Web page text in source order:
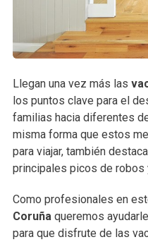
Llegan una vez más las
los puntos clave para el
familias hacia diferentes
misma forma que estos
para viajar, también
principales picos de robos
Como profesionales en
Coruña queremos
para que disfrute de las